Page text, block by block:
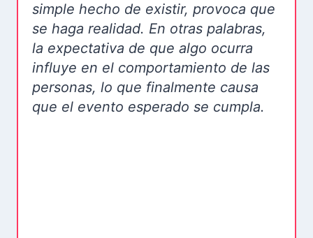
simple hecho de existir, provoca que
se haga realidad. En otras palabras,
la expectativa de que algo ocurra
influye en el comportamiento de las
personas, lo que finalmente causa
que el evento esperado se cumpla.